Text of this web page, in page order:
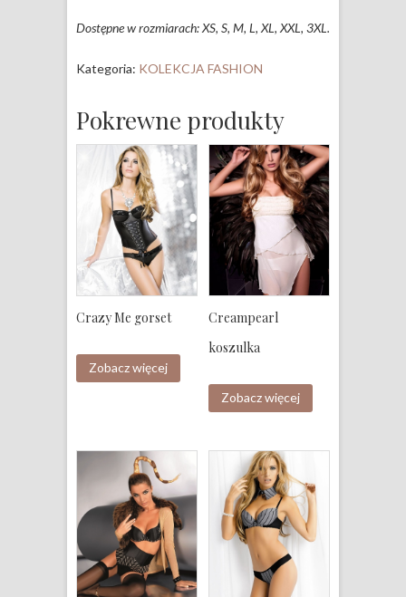
Dostępne w rozmiarach: XS, S, M, L, XL, XXL, 3XL.
Kategoria: KOLEKCJA FASHION
Pokrewne produkty
Crazy Me gorset
Zobacz więcej
Creampearl
koszulka
Zobacz więcej